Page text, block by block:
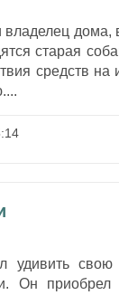
дома,
старая
средств
удивить
Он приобрел